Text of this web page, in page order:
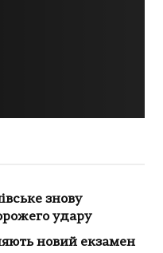
знову
удару
новий екзамен